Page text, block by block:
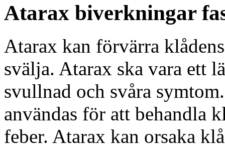
Atarax biverkningar
Atarax kan förvärra
svälja. Atarax ska vara ett
svullnad och svåra
användas för att behandla
feber. Atarax kan orsaka